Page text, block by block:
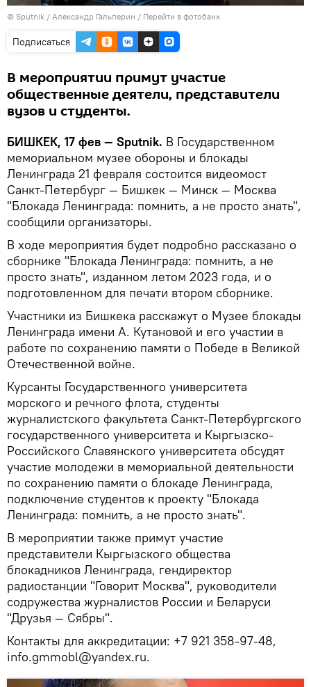
© Sputnik / Александр Гальперин / Перейти в фотобанк
Подписаться
В мероприятии примут участие
общественные деятели, представители
вузов и студенты.
БИШКЕК, 17 фев — Sputnik. В Государственном
мемориальном музее обороны и блокады
Ленинграда 21 февраля состоится видеомост
Санкт-Петербург — Бишкек — Минск — Москва
"Блокада Ленинграда: помнить, а не просто знать",
сообщили организаторы.
В ходе мероприятия будет подробно рассказано о
сборнике "Блокада Ленинграда: помнить, а не
просто знать", изданном летом 2023 года, и о
подготовленном для печати втором сборнике.
Участники из Бишкека расскажут о Музее блокады
Ленинграда имени А. Кутановой и его участии в
работе по сохранению памяти о Победе в Великой
Отечественной войне.
Курсанты Государственного университета
морского и речного флота, студенты
журналистского факультета Санкт-Петербургского
государственного университета и Кыргызско-
Российского Славянского университета обсудят
участие молодежи в мемориальной деятельности
по сохранению памяти о блокаде Ленинграда,
подключение студентов к проекту "Блокада
Ленинграда: помнить, а не просто знать".
В мероприятии также примут участие
представители Кыргызского общества
блокадников Ленинграда, гендиректор
радиостанции "Говорит Москва", руководители
содружества журналистов России и Беларуси
"Друзья — Сябры".
Контакты для аккредитации: +7 921 358-97-48,
info.gmmobl@yandex.ru.